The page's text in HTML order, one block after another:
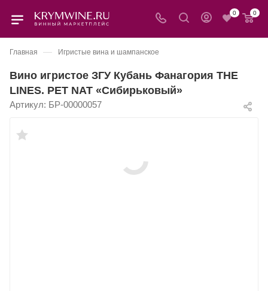
0 0
Главная — Игристые вина и шампанское
Вино игристое ЗГУ Кубань Фанагория THE
LINES. PET NAT «Сибирьковый»
Артикул: БР-00000057